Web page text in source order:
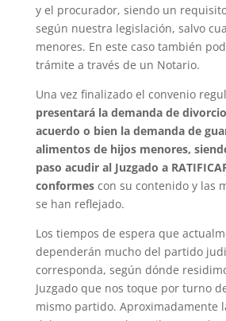
y el procurador, siendo un
según nuestra legislación, salvo
menores. En este caso también
trámite a través de un Notario.
Una vez finalizado el convenio
presentará la demanda de
acuerdo o bien la demanda de
alimentos de hijos menores,
paso acudir al Juzgado a
conformescon su contenido y las
se han reflejado.
Los tiempos de espera que
dependerán mucho del partido
corresponda, según dónde
Juzgado que nos toque por turno
mismo partido. Aproximadamente